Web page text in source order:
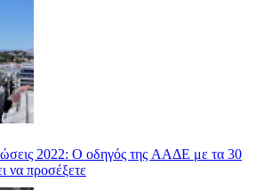
2022: Ο οδηγός της ΑΑΔΕ με τα 30
να προσέξετε